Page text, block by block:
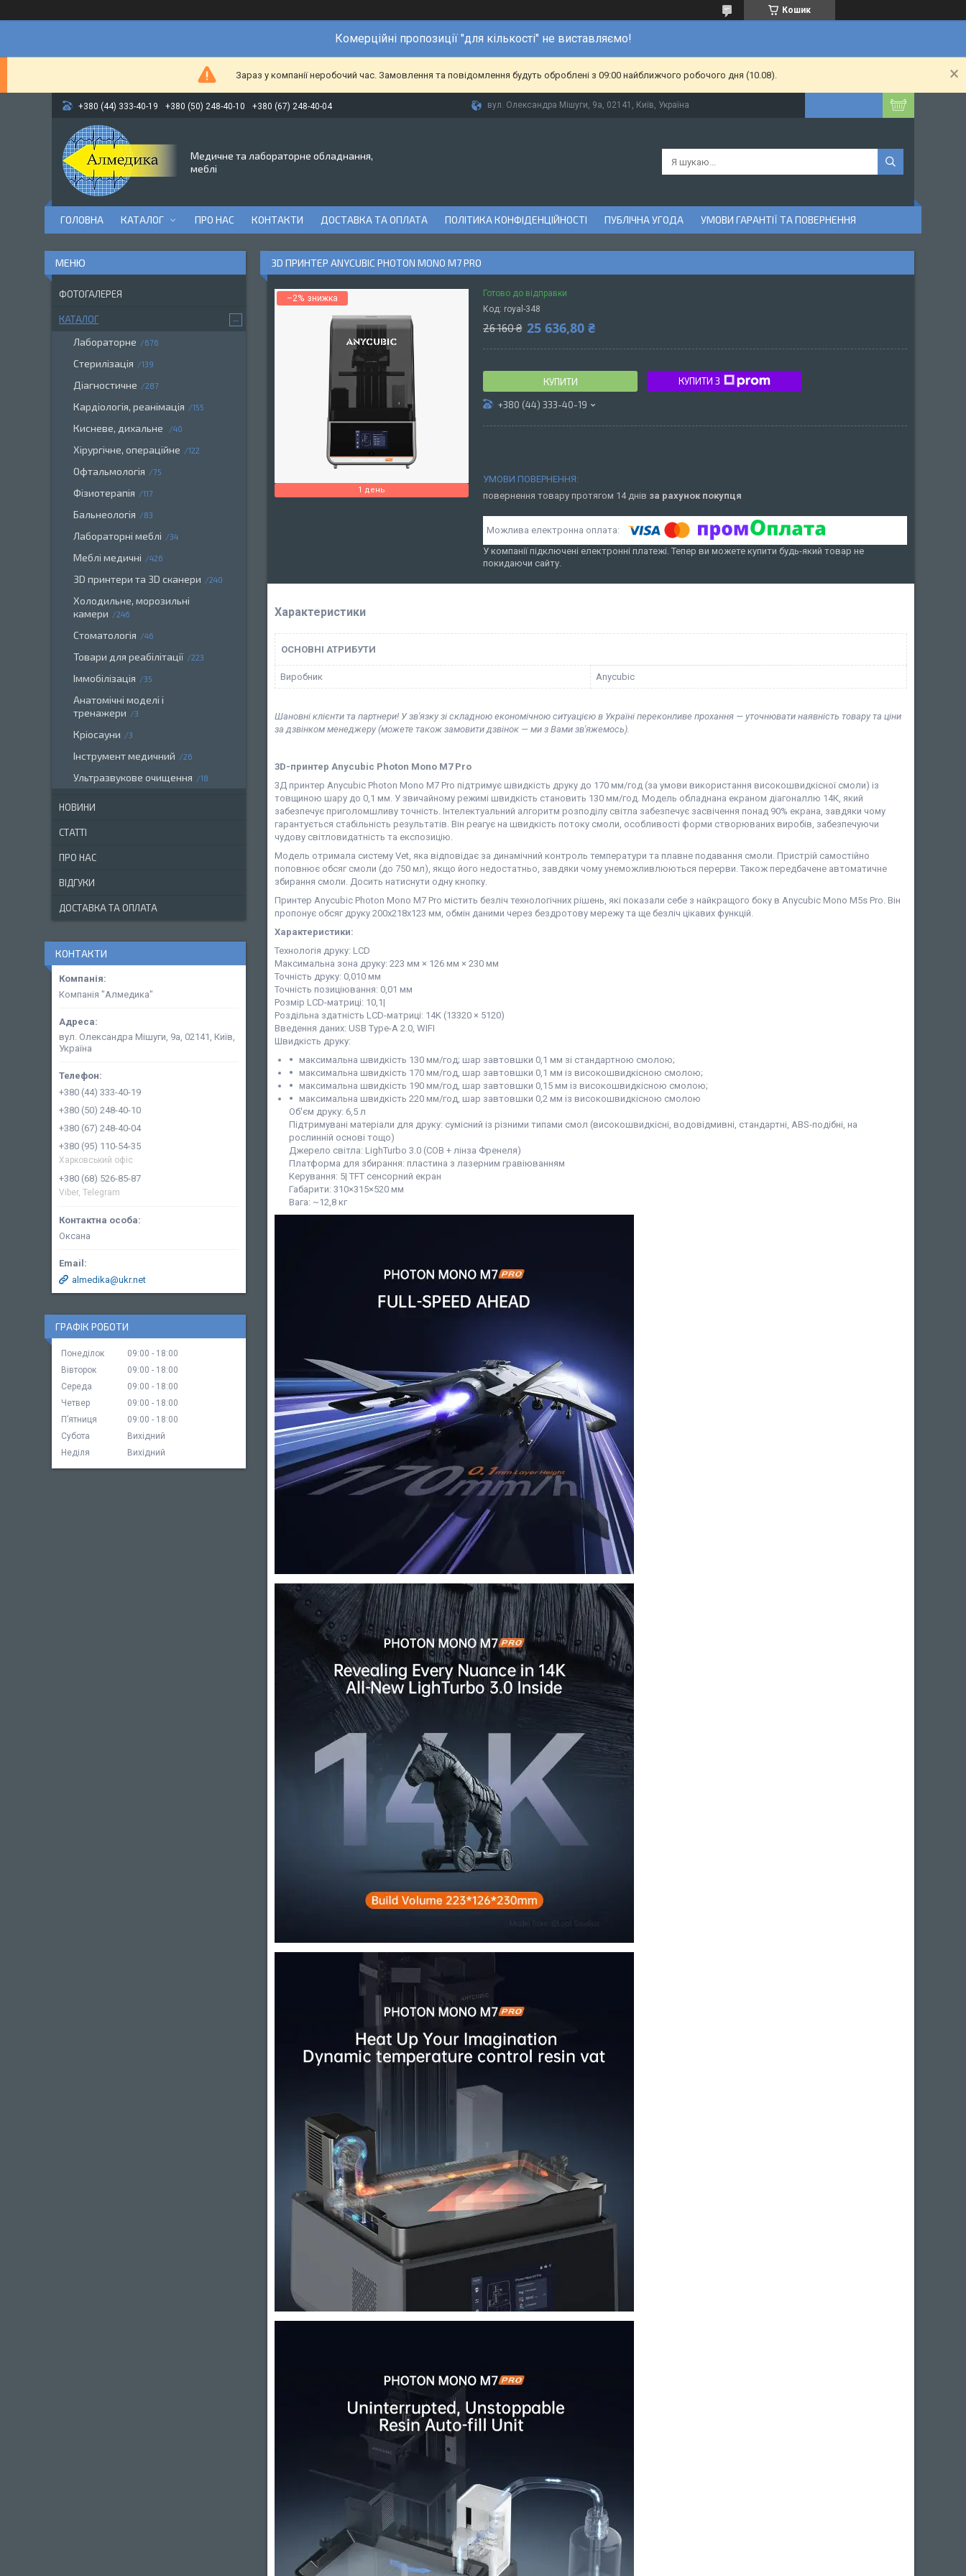
Кошик
Комерційні пропозиції "для кількості" не виставляємо!
Зараз у компанії неробочий час. Замовлення та повідомлення будуть оброблені з 09:00 найближчого робочого дня (10.08).
+380 (44) 333-40-19 +380 (50) 248-40-10 +380 (67) 248-40-04 вул. Олександра Мішуги, 9а, 02141, Київ, Україна
Медичне та лабораторне обладнання,
меблі
ГОЛОВНА КАТАЛОГ ПРО НАС КОНТАКТИ ДОСТАВКА ТА ОПЛАТА ПОЛІТИКА КОНФІДЕНЦІЙНОСТІ ПУБЛІЧНА УГОДА УМОВИ ГАРАНТІЇ ТА ПОВЕРНЕННЯ
3D ПРИНТЕР ANYCUBIC PHOTON MONO M7 PRO
–2%
1 день
Готово до відправки
Код: royal-348
26 160 ₴ 25 636,80 ₴
КУПИТИ КУПИТИ З
+380 (44) 333-40-19
повернення товару протягом 14 днів за рахунок покупця
У компанії підключені електронні платежі. Тепер ви можете купити будь-який товар не
покидаючи сайту.
Характеристики
ОСНОВНІ АТРИБУТИ
Виробник Anycubic
Шановні клієнти та партнери! У зв'язку зі складною економічною ситуацією в Україні переконливе прохання — уточнювати наявність товару та ціни
за дзвінком менеджеру (можете також замовити дзвінок — ми з Вами зв'яжемось).
3D-принтер Anycubic Photon Mono M7 Pro
3Д принтер Anycubic Photon Mono M7 Pro підтримує швидкість друку до 170 мм/год (за умови використання високошвидкісної смоли) із
товщиною шару до 0,1 мм. У звичайному режимі швидкість становить 130 мм/год. Модель обладнана екраном діагоналлю 14К, який
забезпечує приголомшливу точність. Інтелектуальний алгоритм розподілу світла забезпечує засвічення понад 90% екрана, завдяки чому
гарантується стабільність результатів. Він реагує на швидкість потоку смоли, особливості форми створюваних виробів, забезпечуючи
чудову світловидатність та експозицію.
Модель отримала систему Vet, яка відповідає за динамічний контроль температури та плавне подавання смоли. Пристрій самостійно
поповнює обсяг смоли (до 750 мл), якщо його недостатньо, завдяки чому унеможливлюються перерви. Також передбачене автоматичне
збирання смоли. Досить натиснути одну кнопку.
Принтер Anycubic Photon Mono M7 Pro містить безліч технологічних рішень, які показали себе з найкращого боку в Anycubic Mono M5s Pro. Він
пропонує обсяг друку 200х218х123 мм, обмін даними через бездротову мережу та ще безліч цікавих функцій.
Характеристики:
Технологія друку: LCD
Максимальна зона друку: 223 мм × 126 мм × 230 мм
Точність друку: 0,010 мм
Точність позиціювання: 0,01 мм
Розмір LCD-матриці: 10,1|
Роздільна здатність LCD-матриці: 14K (13320 × 5120)
Введення даних: USB Type-A 2.0, WIFI
Швидкість друку:
максимальна швидкість 130 мм/год; шар завтовшки 0,1 мм зі стандартною смолою;
максимальна швидкість 170 мм/год, шар завтовшки 0,1 мм із високошвидкісною смолою;
максимальна швидкість 190 мм/год, шар завтовшки 0,15 мм із високошвидкісною смолою;
максимальна швидкість 220 мм/год, шар завтовшки 0,2 мм із високошвидкісною смолою
Об'єм друку: 6,5 л
Підтримувані матеріали для друку: сумісний із різними типами смол (високошвидкісні, водовідмивні, стандартні, ABS-подібні, на
рослинній основі тощо)
Джерело світла: LighTurbo 3.0 (COB + лінза Френеля)
Платформа для збирання: пластина з лазерним гравіюванням
Керування: 5| TFT сенсорний екран
Габарити: 310×315×520 мм
Вага: ~12,8 кг
ФОТОГАЛЕРЕЯ
КАТАЛОГ
Лабораторне 676
Стерилізація 139
Діагностичне 287
Кардіологія, реанімація 155
Кисневе, дихальне 40
Хірургічне, операційне 122
Офтальмологія 75
Фізиотерапія 117
Бальнеологія 83
Лабораторні меблі 34
Меблі медичні 426
3D принтери та 3D сканери 240
Холодильне, морозильні
камери
246
Стоматологія 46
Товари для реабілітації 223
Іммобілізація 35
Анатомічні моделі і
тренажери
3
Кріосауни 3
Інструмент медичний 26
Ультразвукове очищення 18
НОВИНИ
СТАТТІ
ПРО НАС
ВІДГУКИ
ДОСТАВКА ТА ОПЛАТА
КОНТАКТИ
Компанія "Алмедика"
вул. Олександра Мішуги, 9а, 02141, Київ,
Україна
+380 (44) 333-40-19
+380 (50) 248-40-10
+380 (67) 248-40-04
+380 (95) 110-54-35
Харковський офіс
+380 (68) 526-85-87
Viber, Telegram
Оксана
almedika@ukr.net
ГРАФІК РОБОТИ
Понеділок 09:00
18:00
Вівторок
09:00
18:00
Середа
09:00
18:00
Четвер
09:00
18:00
Пʼятниця
09:00
18:00
Субота
Вихідний
Неділя
Вихідний